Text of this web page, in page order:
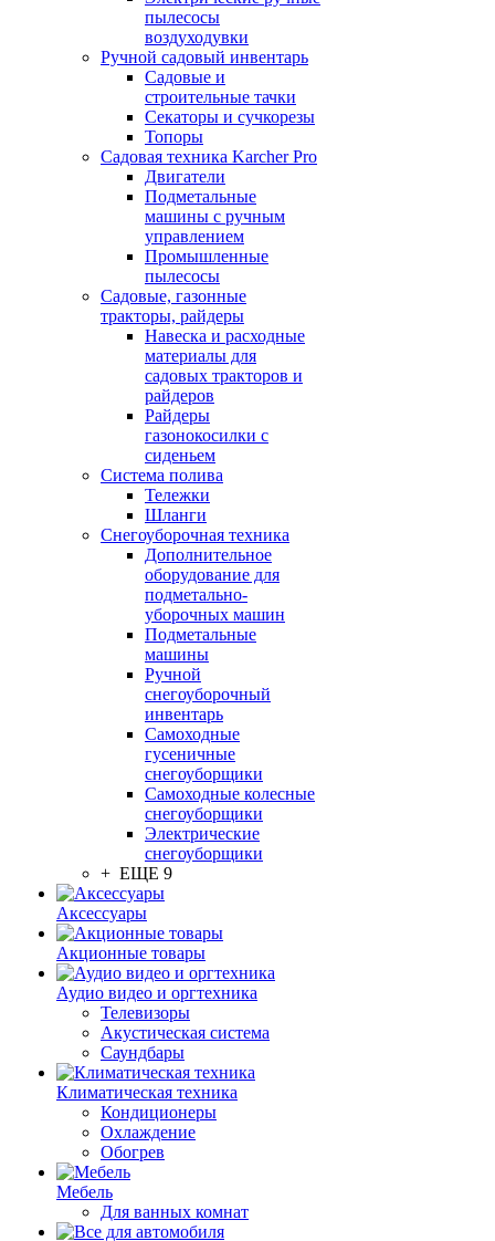
пылесосы
воздуходувки
Ручной садовый инвентарь
Садовые и
строительные тачки
Секаторы и сучкорезы
Топоры
Садовая техника Karcher Pro
Двигатели
Подметальные
машины с ручным
управлением
Промышленные
пылесосы
Садовые, газонные
тракторы, райдеры
Навеска и расходные
материалы для
садовых тракторов и
райдеров
Райдеры
газонокосилки с
сиденьем
Система полива
Тележки
Шланги
Снегоуборочная техника
Дополнительное
оборудование для
подметально-
уборочных машин
Подметальные
машины
Ручной
снегоуборочный
инвентарь
Самоходные
гусеничные
снегоуборщики
Самоходные колесные
снегоуборщики
Электрические
снегоуборщики
+ ЕЩЕ 9
Аксессуары
Акционные товары
Аудио видео и оргтехника
Телевизоры
Акустическая система
Саундбары
Климатическая техника
Кондиционеры
Охлаждение
Обогрев
Мебель
Для ванных комнат